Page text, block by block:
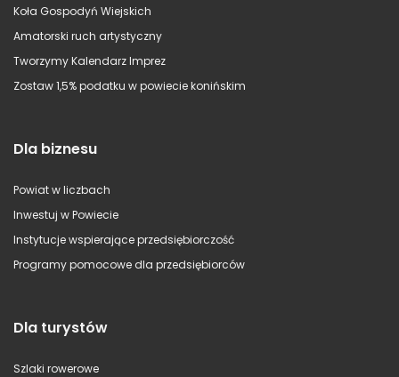
Koła Gospodyń Wiejskich
Amatorski ruch artystyczny
Tworzymy Kalendarz Imprez
Zostaw 1,5% podatku w powiecie konińskim
Dla biznesu
Powiat w liczbach
Inwestuj w Powiecie
Instytucje wspierające przedsiębiorczość
Programy pomocowe dla przedsiębiorców
Dla turystów
Szlaki rowerowe